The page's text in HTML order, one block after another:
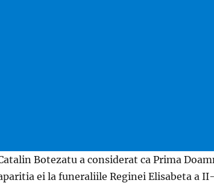
Botezatu a considerat ca Prima
ei la funeraliile Reginei Elisabeta a